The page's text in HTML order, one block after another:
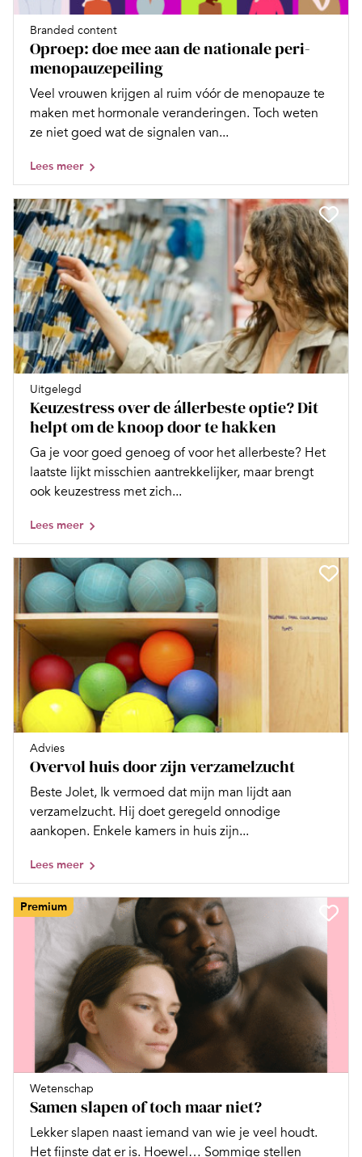
Branded content
Oproep: doe mee aan de nationale peri-
menopauzepeiling
Veel vrouwen krijgen al ruim vóór de menopauze te
maken met hormonale veranderingen. Toch weten
ze niet goed wat de signalen van...
Lees meer
Uitgelegd
Keuzestress over de állerbeste optie? Dit
helpt om de knoop door te hakken
Ga je voor goed genoeg of voor het allerbeste? Het
laatste lijkt misschien aantrekkelijker, maar brengt
ook keuzestress met zich...
Lees meer
Advies
Overvol huis door zijn verzamelzucht
Beste Jolet, Ik vermoed dat mijn man lijdt aan
verzamelzucht. Hij doet geregeld onnodige
aankopen. Enkele kamers in huis zijn...
Lees meer
Premium
Wetenschap
Samen slapen of toch maar niet?
Lekker slapen naast iemand van wie je veel houdt.
Het fijnste dat er is. Hoewel… Sommige stellen